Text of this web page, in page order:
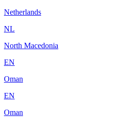
Netherlands
NL
North Macedonia
EN
Oman
EN
Oman